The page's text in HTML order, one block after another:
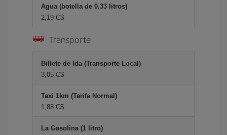
Agua (botella de 0.33 litros)
2,19 C$
Transporte
Billete de Ida (Transporte Local)
3,05 C$
Taxi 1km (Tarifa Normal)
1,88 C$
La Gasolina (1 litro)